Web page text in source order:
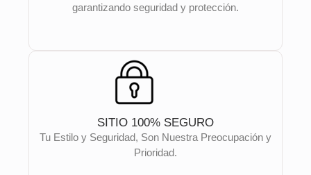
garantizando seguridad y protección.
SITIO 100% SEGURO
Tu Estilo y Seguridad, Son Nuestra Preocupación y
Prioridad.